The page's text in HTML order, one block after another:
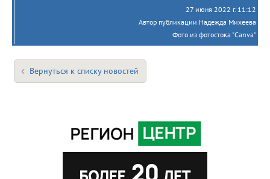
27 июня 2022 г. 11:12
Автор публикации Надежда Михеева
Фото из фотостока "Canva"
Вернуться к списку новостей